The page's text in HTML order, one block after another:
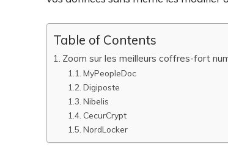
Table of Contents
Zoom sur les meilleurs coffres-fort
MyPeopleDoc
Digiposte
Nibelis
CecurCrypt
NordLocker